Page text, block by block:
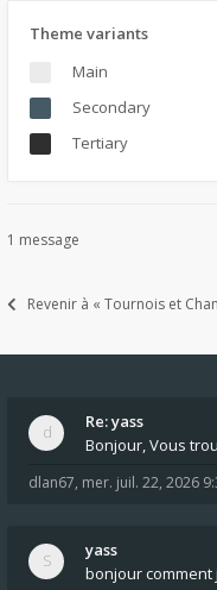
Theme variants
Main
Secondary
Tertiary
1 message
Revenir à « Tournois et
Re: yass
Bonjour, Vous
dlan67, mer. juil. 22, 2026
yass
bonjour